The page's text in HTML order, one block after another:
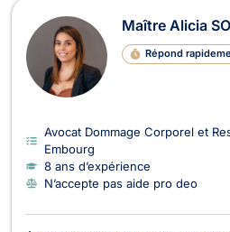
Maître Alicia
Répond
Avocat Dommage Corporel et
Embourg
8 ans d’expérience
N’accepte pas aide pro deo